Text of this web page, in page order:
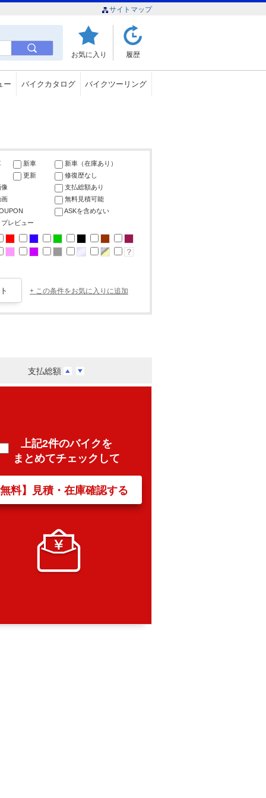
サイトマップ
お気に入り 履歴
ー バイクカタログ バイクツーリング
新車
新車（在庫あり）
更新
修復歴なし
支払総額あり
画
無料見積可能
ASKを含めない
プレビュー
+ この条件をお気に入りに追加
支払総額
上記2件のバイクを
まとめてチェックして
無料】見積・在庫確認する